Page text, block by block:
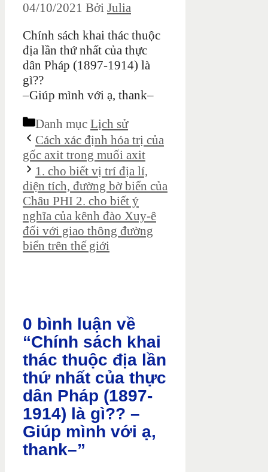
04/10/2021 Bởi Julia
Chính sách khai thác thuộc
địa lần thứ nhất của thực
dân Pháp (1897-1914) là
gì??
–Giúp mình với ạ, thank–
Danh mục Lịch sử
Cách xác định hóa trị của
gốc axit trong muối axit
1. cho biết vị trí địa lí,
diện tích, đường bờ biển của
Châu PHI 2. cho biết ý
nghĩa của kênh đào Xuy-ê
đối với giao thông đường
biển trên thế giới
0 bình luận về
“Chính sách khai
thác thuộc địa lần
thứ nhất của thực
dân Pháp (1897-
1914) là gì?? –
Giúp mình với ạ,
thank–”